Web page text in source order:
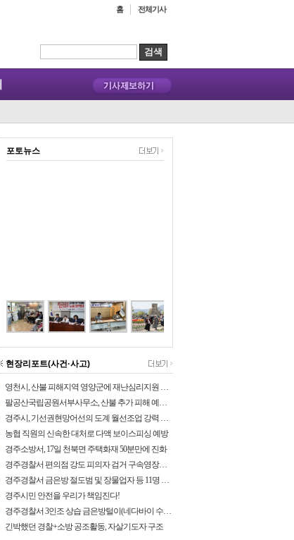
홈 전체기사
포토뉴스
현장리포트(사건·사고)
영천시, 산불 피해지역 영양군에 재난심리지원 나섰다!
팔공산국립공원서부사무소, 산불 추가 피해 예방을 위해 탐방로 통제구간 확대
경주시, 기선권현망어선의 도계 월선조업 강력 대응
농협 직원의 신속한 대처로 다액 보이스피싱 예방
경주소방서, 17일 천북면 주택화재 50분만에 진화
경주경찰서 편의점 강도 피의자 검거 구속영장신청
경주경찰서 금은방 절도범 및 장물업자 등 11명 검거
경주시민 안전을 우리가 책임진다!
경주경찰서 3인조 상습 금은방털이(네다바이 수법) 검거
긴박했던 경찰+소방 공조활동, 자살기도자 구조